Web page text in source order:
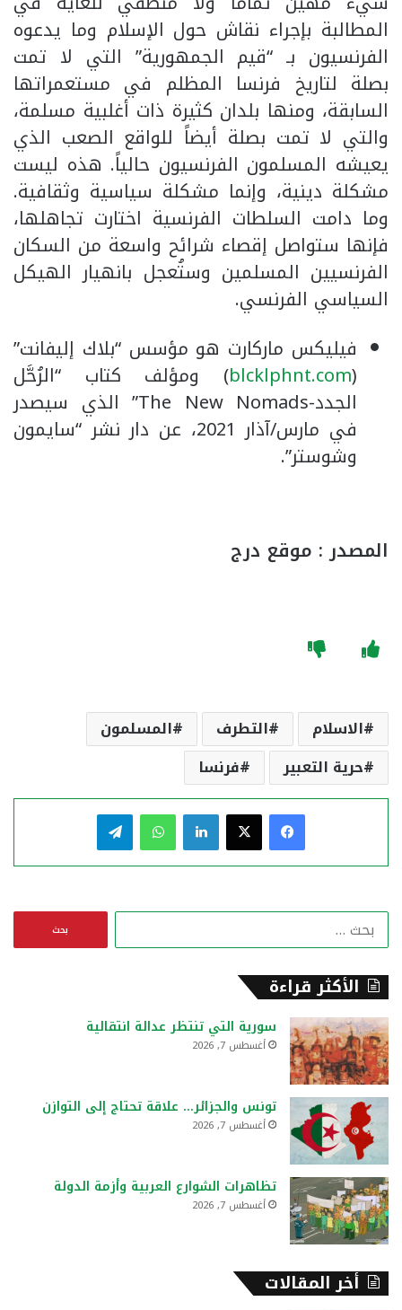
المطالبة بإجراء نقاش حول الإسلام وما يدعوه
الفرنسيون بـ “قيم الجمهورية” التي لا تمت
بصلة لتاريخ فرنسا المظلم في مستعمراتها
السابقة، ومنها بلدان كثيرة ذات أغلبية مسلمة،
والتي لا تمت بصلة أيضاً للواقع الصعب الذي
يعيشه المسلمون الفرنسيون حالياً. هذه ليست
مشكلة دينية، وإنما مشكلة سياسية وثقافية.
وما دامت السلطات الفرنسية اختارت تجاهلها،
فإنها ستواصل إقصاء شرائح واسعة من السكان
الفرنسيين المسلمين وستُعجل بانهيار الهيكل
السياسي الفرنسي.
فيليكس ماركارت هو مؤسس “بلاك إليفانت”
(
blcklphnt.com) ومؤلف كتاب “الرُحَّل
الجدد-The New Nomads” الذي سيصدر
في مارس/آذار 2021، عن دار نشر “سايمون
وشوستر”.
المصدر : موقع درج
الاسلام التطرف
المسلمون
حرية التعبير
فرنسا
فيسبوك لينكدإن واتساب
ن
الأكثر قراءة
سورية التي تنتظر عدالة انتقالية
أغسطس 7, 2026
تونس والجزائر… علاقة تحتاج إلى التوازن
أغسطس 7, 2026
تظاهرات الشوارع العربية وأزمة الدولة
أغسطس 7, 2026
أخر المقالات